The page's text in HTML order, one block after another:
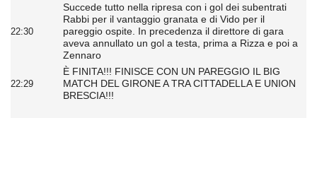
22:30
Succede tutto nella ripresa con i gol dei subentrati
Rabbi per il vantaggio granata e di Vido per il
pareggio ospite. In precedenza il direttore di gara
aveva annullato un gol a testa, prima a Rizza e poi a
Zennaro
22:29
È FINITA!!! FINISCE CON UN PAREGGIO IL BIG
MATCH DEL GIRONE A TRA CITTADELLA E UNION
BRESCIA!!!